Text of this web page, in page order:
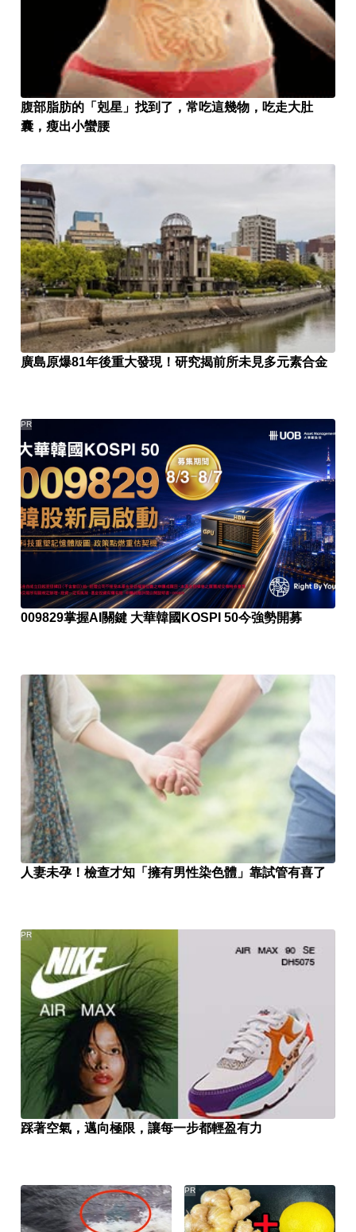
腹部脂肪的「剋星」找到了，常吃這幾物，吃走大肚
囊，瘦出小蠻腰
廣島原爆81年後重大發現！研究揭前所未見多元素合金
009829掌握AI關鍵 大華韓國KOSPI 50今強勢開募
PR
人妻未孕！檢查才知「擁有男性染色體」靠試管有喜了
踩著空氣，邁向極限，讓每一步都輕盈有力
PR
PR